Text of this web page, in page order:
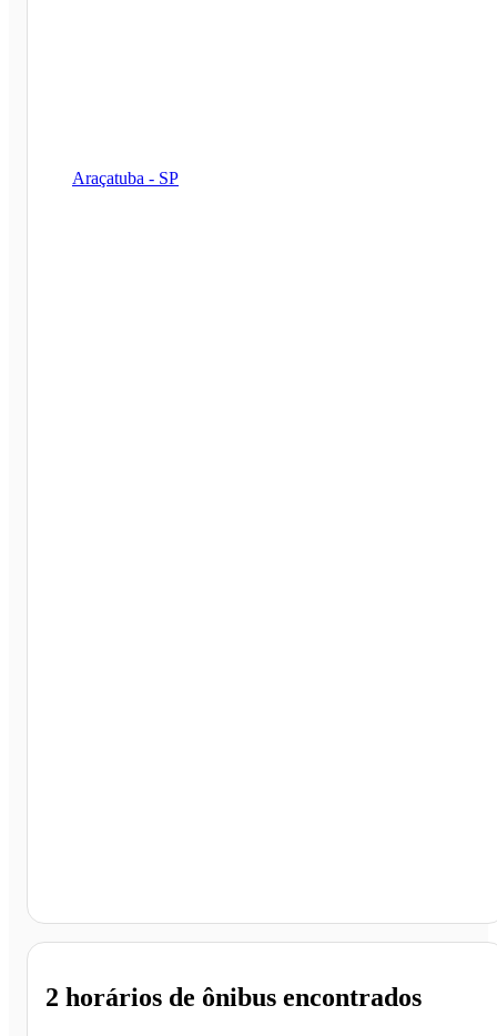
Araçatuba - SP
2 horários de ônibus encontrados